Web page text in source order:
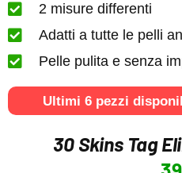
2 misure differenti
Adatti a tutte le pelli
Pelle pulita e senza
Ultimi 6 pezzi
30 Skins Tag